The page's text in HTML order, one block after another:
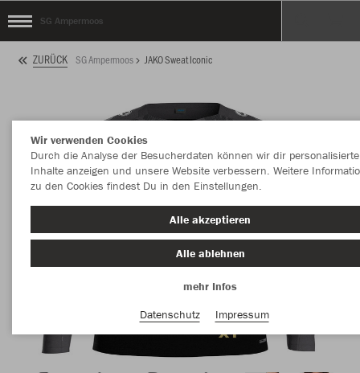
SG Ampermoos
ZURÜCK SG Ampermoos JAKO Sweat Iconic
Wir verwenden Cookies
Durch die Analyse der Besucherdaten können wir dir personalisierte
Inhalte anzeigen und unsere Website verbessern. Weitere
zu den Cookies findest Du in den Einstellungen.
Alle akzeptieren
Alle ablehnen
mehr Infos
Datenschutz
Impressum